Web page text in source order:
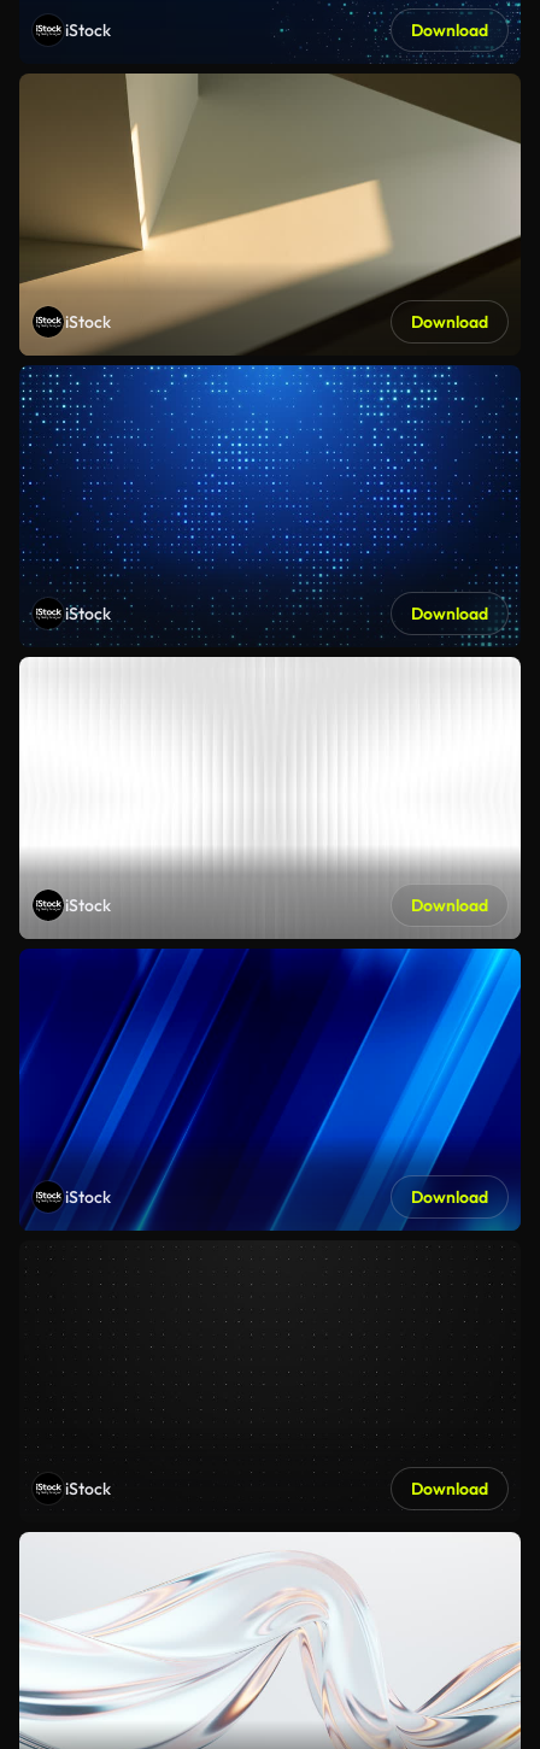
iStock Download
iStock Download
iStock Download
iStock Download
iStock Download
iStock Download